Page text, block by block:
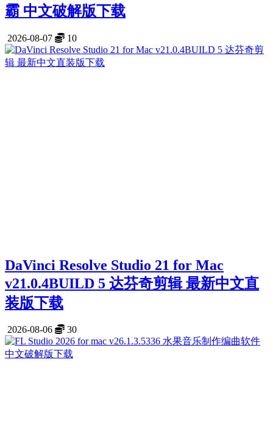
霸 中文破解版下载
2026-08-07 10
DaVinci Resolve Studio 21 for Mac
v21.0.4BUILD 5 达芬奇剪辑 最新中文直
装版下载
2026-08-06 30